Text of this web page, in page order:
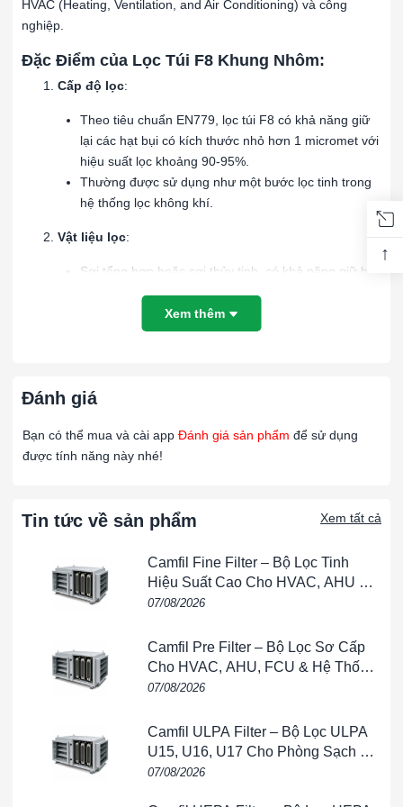
HVAC (Heating, Ventilation, and Air Conditioning) và công
nghiệp.
Đặc Điểm của Lọc Túi F8 Khung Nhôm:
Cấp độ lọc:
Theo tiêu chuẩn EN779, lọc túi F8 có khả năng giữ
lại các hạt bụi có kích thước nhỏ hơn 1 micromet với
hiệu suất lọc khoảng 90-95%.
Thường được sử dụng như một bước lọc tinh trong
hệ thống lọc không khí.
Vật liệu lọc:
Sợi tổng hợp hoặc sợi thủy tinh, có khả năng giữ bụi
Thiết kế dạng túi giúp tăng diện tích bề mặt lọc và
nâng cao khả năng giữ bụi.
Khung nhôm nhẹ, bền và chống ăn mòn, phù hợp
Thiết kế khung chắc chắn giúp dễ dàng lắp đặt và
bảo trì.
Dạng túi giúp tăng diện tích bề mặt lọc, nâng cao
khả năng giữ bụi và giảm áp lực cản.
Thiết kế túi có thể thay đổi số lượng và chiều dài túi
tùy theo yêu cầu của hệ thống.
Hệ thống HVAC:
Sử dụng trong các hệ thống điều hòa không khí để
tinh hơn phía sau.
Loại bỏ các hạt bụi nhỏ trước khi không khí đi qua
các bộ lọc HEPA hoặc ULPA.
Xem thêm
Đánh giá
Bạn có thể mua và cài app Đánh giá sản phẩm để sử dụng
được tính năng này nhé!
Tin tức về sản phẩm Xem tất cả
Camfil Fine Filter – Bộ Lọc Tinh
Hiệu Suất Cao Cho HVAC, AHU &
Phòng Sạch
07/08/2026
Camfil Pre Filter – Bộ Lọc Sơ Cấp
Cho HVAC, AHU, FCU & Hệ Thống
Thông Gió
07/08/2026
Camfil ULPA Filter – Bộ Lọc ULPA
U15, U16, U17 Cho Phòng Sạch &
Bán Dẫn
07/08/2026
↑